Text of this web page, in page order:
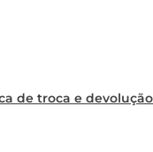
de troca e devolução